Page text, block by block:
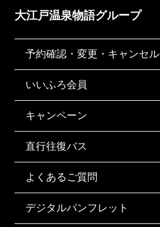
大江戸温泉物語グループ
予約確認・変更・キャンセル
いいふろ会員
キャンペーン
直行往復バス
よくあるご質問
デジタルパンフレット